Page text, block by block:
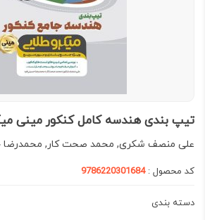
تیپ بندی هندسه کامل کنکور مینی
علی منصف شکری, محمد صحت کار, محمدرضا
کد محصول :9786220301684
دسته بندی